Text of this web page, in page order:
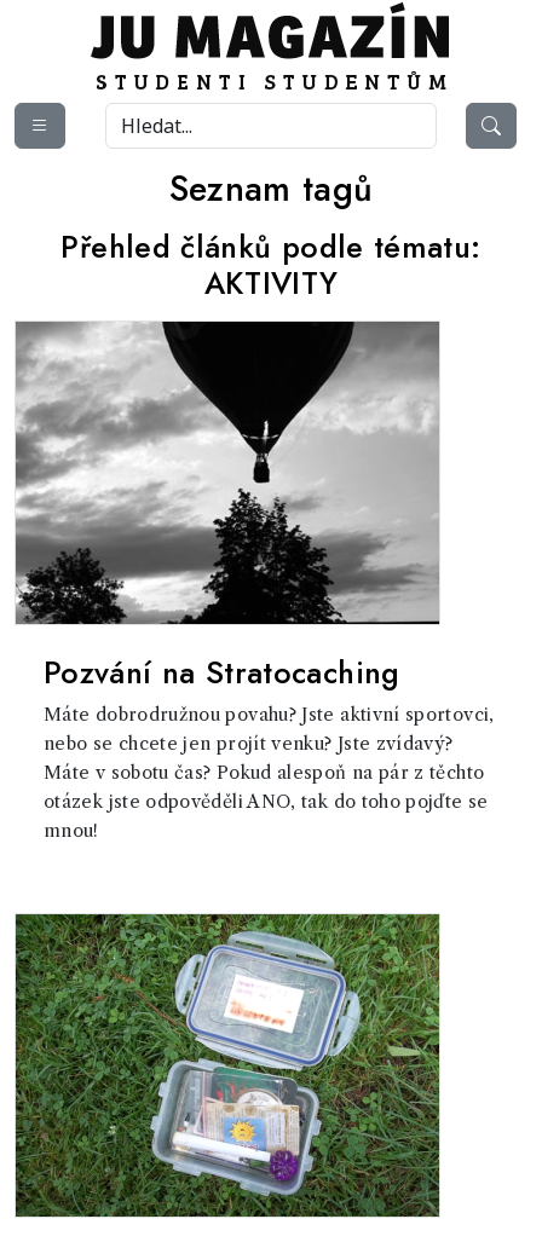
Seznam tagů
Přehled článků podle tématu:
AKTIVITY
Pozvání na Stratocaching
Máte dobrodružnou povahu? Jste aktivní sportovci,
nebo se chcete jen projít venku? Jste zvídavý?
Máte v sobotu čas? Pokud alespoň na pár z těchto
otázek jste odpověděli ANO, tak do toho pojďte se
mnou!